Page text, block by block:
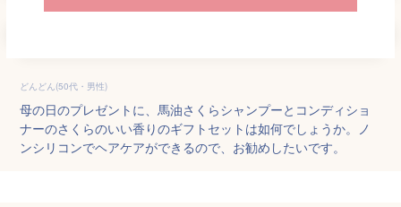
どんどん(50代・男性)
母の日のプレゼントに、馬油さくらシャンプーとコンディショ
ナーのさくらのいい香りのギフトセットは如何でしょうか。ノ
ンシリコンでヘアケアができるので、お勧めしたいです。